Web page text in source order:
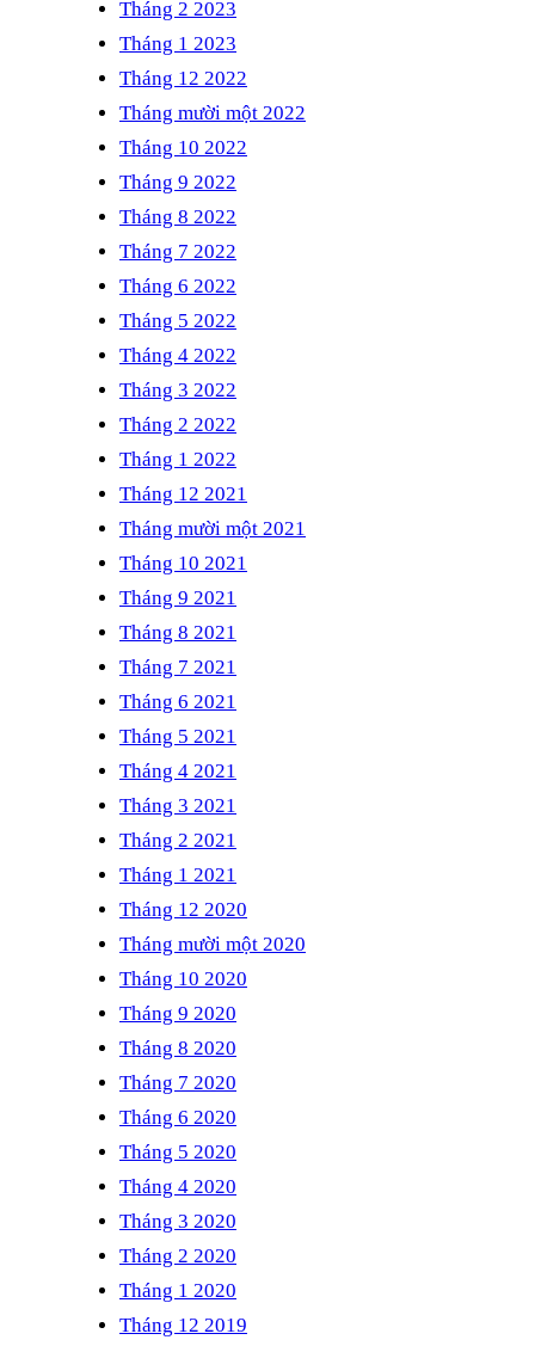
Tháng 2 2023
Tháng 1 2023
Tháng 12 2022
Tháng mười một 2022
Tháng 10 2022
Tháng 9 2022
Tháng 8 2022
Tháng 7 2022
Tháng 6 2022
Tháng 5 2022
Tháng 4 2022
Tháng 3 2022
Tháng 2 2022
Tháng 1 2022
Tháng 12 2021
Tháng mười một 2021
Tháng 10 2021
Tháng 9 2021
Tháng 8 2021
Tháng 7 2021
Tháng 6 2021
Tháng 5 2021
Tháng 4 2021
Tháng 3 2021
Tháng 2 2021
Tháng 1 2021
Tháng 12 2020
Tháng mười một 2020
Tháng 10 2020
Tháng 9 2020
Tháng 8 2020
Tháng 7 2020
Tháng 6 2020
Tháng 5 2020
Tháng 4 2020
Tháng 3 2020
Tháng 2 2020
Tháng 1 2020
Tháng 12 2019